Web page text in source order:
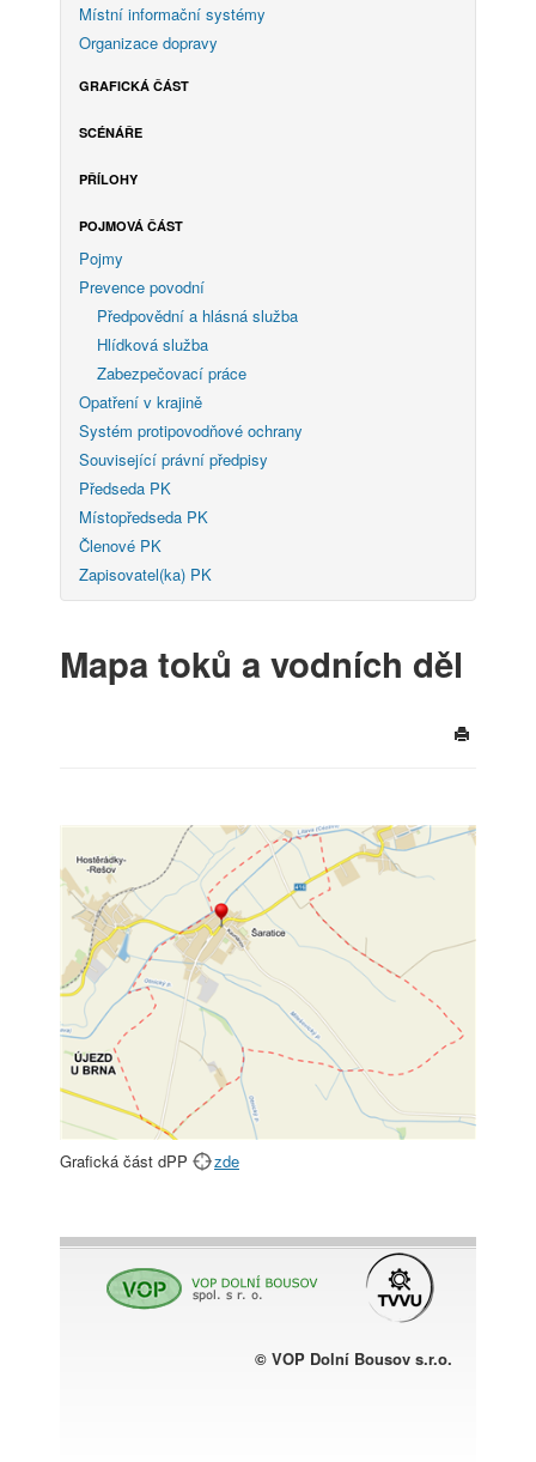
Místní informační systémy
Organizace dopravy
GRAFICKÁ ČÁST
SCÉNÁŘE
PŘÍLOHY
POJMOVÁ ČÁST
Pojmy
Prevence povodní
Předpovědní a hlásná služba
Hlídková služba
Zabezpečovací práce
Opatření v krajině
Systém protipovodňové ochrany
Související právní předpisy
Předseda PK
Místopředseda PK
Členové PK
Zapisovatel(ka) PK
Mapa toků a vodních děl
Grafická část dPP zde
© VOP Dolní Bousov s.r.o.